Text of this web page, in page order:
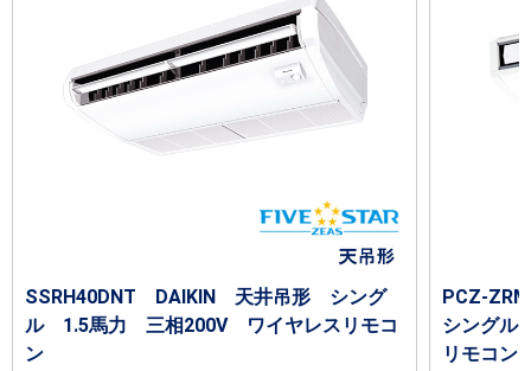
SSRH40DNT DAIKIN 天井吊形 シング
ル 1.5馬力 三相200V ワイヤレスリモコ
ン
PCZ-
シング
リモコン